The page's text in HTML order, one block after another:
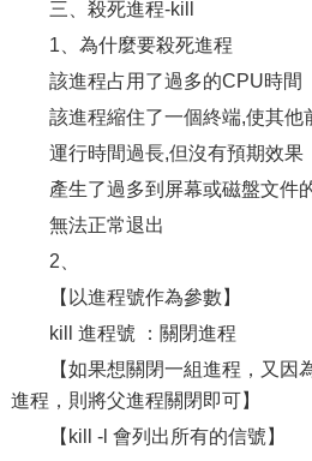
三、殺死進程-kill
1、為什麼要殺死進程
該進程占用了過多的CPU時間
該進程縮住了一個終端,使其他
運行時間過長,但沒有預期效果
產生了過多到屏幕或磁盤文件
無法正常退出
2、
【以進程號作為參數】
kill 進程號 ：關閉進程
【如果想關閉一組進程，又因
進程，則將父進程關閉即可】
【kill -l 會列出所有的信號】